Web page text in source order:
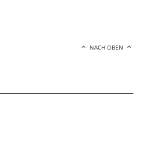
NACH OBEN